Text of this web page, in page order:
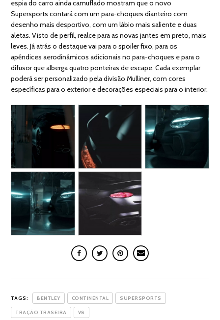
espia do carro ainda camuflado mostram que o novo
Supersports contará com um para-choques dianteiro com
desenho mais desportivo, com um lábio mais saliente e duas
aletas. Visto de perfil, realce para as novas jantes em preto, mais
leves. Já atrás o destaque vai para o spoiler fixo, para os
apêndices aerodinâmicos adicionais no para-choques e para o
difusor que alberga quatro ponteiras de escape. Cada exemplar
poderá ser personalizado pela divisão Mulliner, com cores
específicas para o exterior e decorações especiais para o interior.
TAGS: BENTLEY CONTINENTAL SUPERSPORTS
TRAÇÃO TRASEIRA V8